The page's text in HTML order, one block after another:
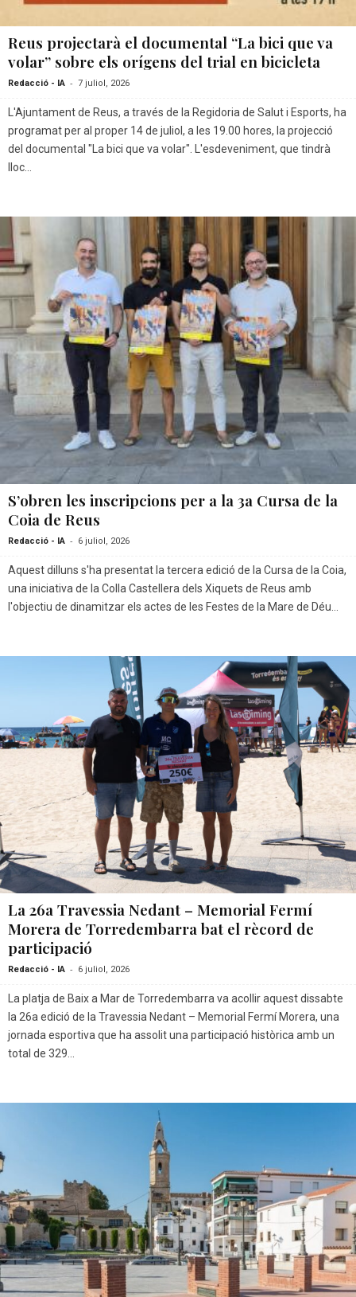
Reus projectarà el documental “La bici que va
volar” sobre els orígens del trial en bicicleta
Redacció - IA - 7 juliol, 2026
L'Ajuntament de Reus, a través de la Regidoria de Salut i Esports, ha
programat per al proper 14 de juliol, a les 19.00 hores, la projecció
del documental "La bici que va volar". L'esdeveniment, que tindrà
lloc...
S’obren les inscripcions per a la 3a Cursa de la
Coia de Reus
Redacció - IA - 6 juliol, 2026
Aquest dilluns s'ha presentat la tercera edició de la Cursa de la Coia,
una iniciativa de la Colla Castellera dels Xiquets de Reus amb
l'objectiu de dinamitzar els actes de les Festes de la Mare de Déu...
La 26a Travessia Nedant – Memorial Fermí
Morera de Torredembarra bat el rècord de
participació
Redacció - IA - 6 juliol, 2026
La platja de Baix a Mar de Torredembarra va acollir aquest dissabte
la 26a edició de la Travessia Nedant – Memorial Fermí Morera, una
jornada esportiva que ha assolit una participació històrica amb un
total de 329...